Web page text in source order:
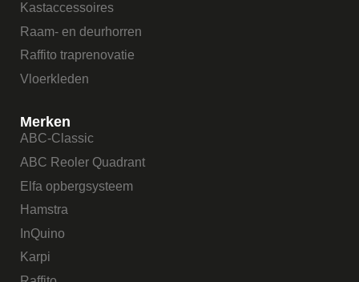
Kastaccessoires
Raam- en deurhorren
Raffito traprenovatie
Vloerkleden
Merken
ABC-Classic
ABC Reoler Quadrant
Elfa opbergsysteem
Hamstra
InQuino
Karpi